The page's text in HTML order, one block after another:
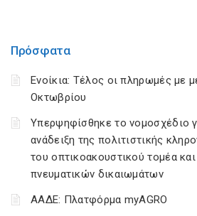
Πρόσφατα
Ενοίκια: Τέλος οι πληρωμές με
Οκτωβρίου
Υπερψηφίσθηκε το νομοσχέδιο
ανάδειξη της πολιτιστικής
του οπτικοακουστικού τομέα
πνευματικών δικαιωμάτων
ΑΑΔΕ: Πλατφόρμα myAGRO